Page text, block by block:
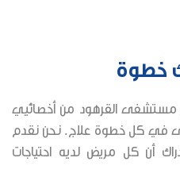
خطوة
القرهود من أخصائيي
في كل خطوة علاج. نحن نقدم
أن كل مريض لديه احتياجات